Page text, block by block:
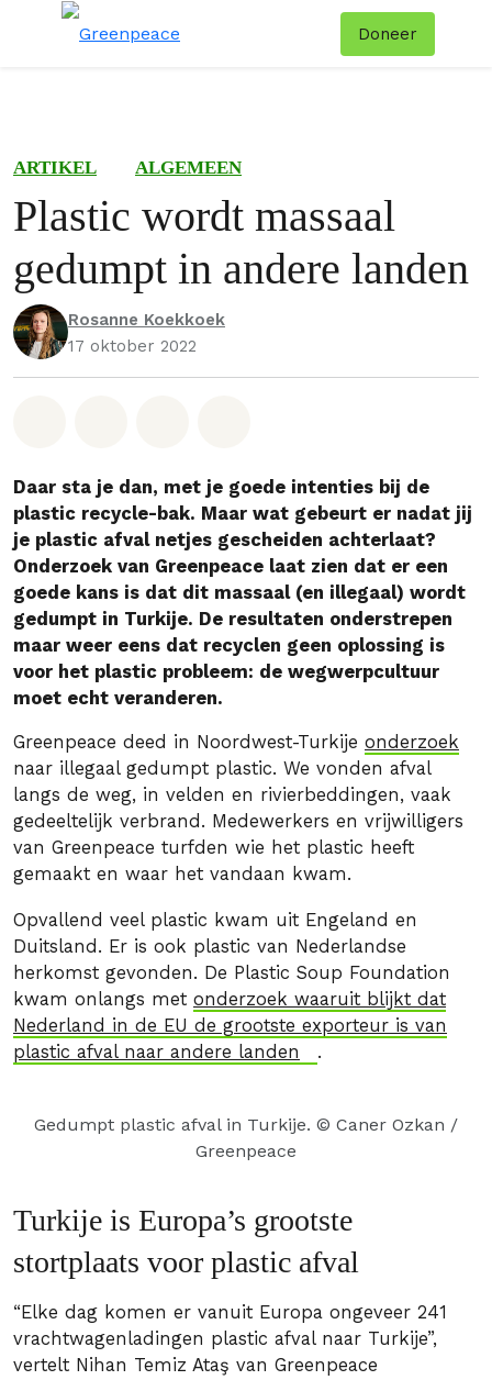
Doneer
ARTIKEL ALGEMEEN
Plastic wordt massaal
gedumpt in andere landen
Rosanne Koekkoek
17 oktober 2022
Daar sta je dan, met je goede intenties bij de
plastic recycle-bak. Maar wat gebeurt er nadat jij
je plastic afval netjes gescheiden achterlaat?
Onderzoek van Greenpeace laat zien dat er een
goede kans is dat dit massaal (en illegaal) wordt
gedumpt in Turkije. De resultaten onderstrepen
maar weer eens dat recyclen geen oplossing is
voor het plastic probleem: de wegwerpcultuur
moet echt veranderen.
Greenpeace deed in Noordwest-Turkije onderzoek
naar illegaal gedumpt plastic. We vonden afval
langs de weg, in velden en rivierbeddingen, vaak
gedeeltelijk verbrand. Medewerkers en vrijwilligers
van Greenpeace turfden wie het plastic heeft
gemaakt en waar het vandaan kwam.
Opvallend veel plastic kwam uit Engeland en
Duitsland. Er is ook plastic van Nederlandse
herkomst gevonden. De Plastic Soup Foundation
kwam onlangs met onderzoek waaruit blijkt dat
Nederland in de EU de grootste exporteur is van
plastic afval naar andere landen
.
Gedumpt plastic afval in Turkije. © Caner Ozkan /
Greenpeace
Turkije is Europa’s grootste
stortplaats voor plastic afval
“Elke dag komen er vanuit Europa ongeveer 241
vrachtwagenladingen plastic afval naar Turkije”,
vertelt Nihan Temiz Ataş van Greenpeace